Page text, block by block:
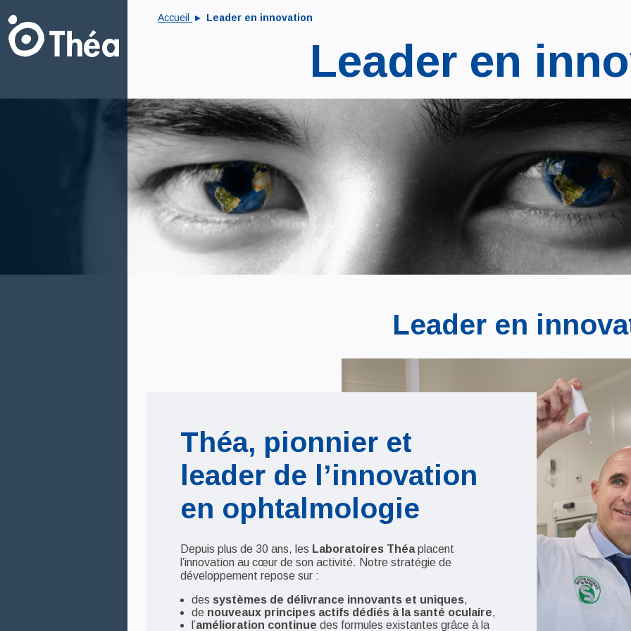
Accueil Leader en innovation
Leader en
Leader en
Théa, pionnier et
leader de l’innovation
en ophtalmologie
Depuis plus de 30 ans, les Laboratoires Théaplacent
l’innovation au cœur de son activité. Notre stratégie de
développement repose sur :
des systèmes de délivrance innovants et uniques,
de nouveaux principes actifs dédiés à la santé oculaire,
l’amélioration continue des formules existantes grâce à la